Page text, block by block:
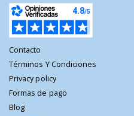
Contacto
Términos Y Condiciones
Privacy policy
Formas de pago
Blog